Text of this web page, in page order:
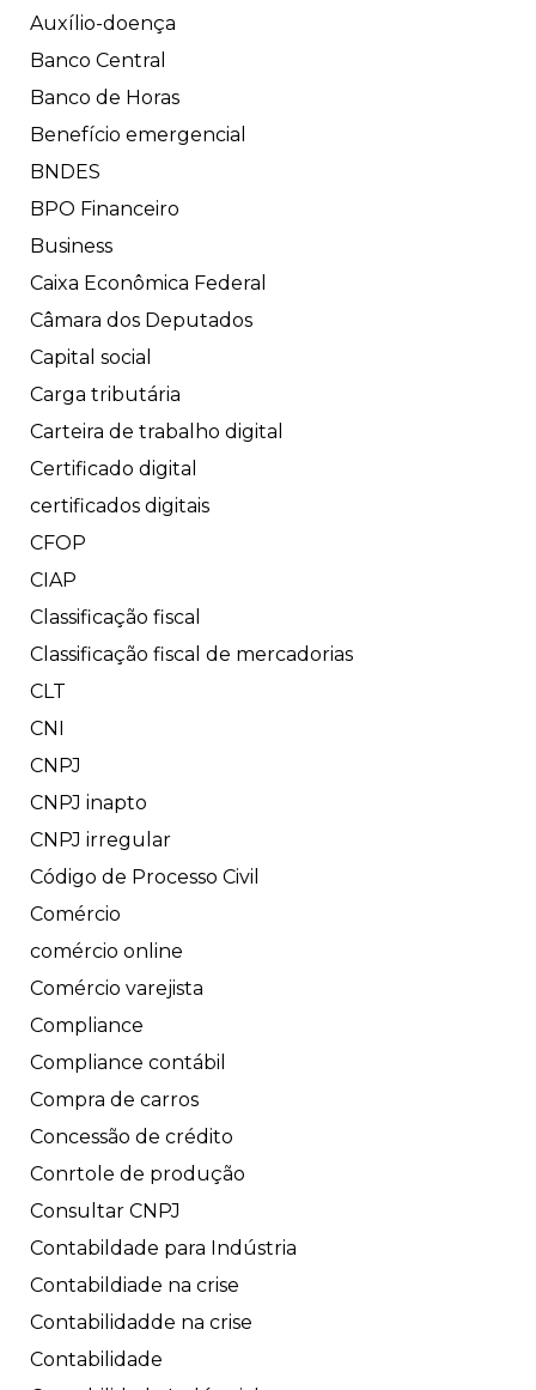
Auxílio-doença
Banco Central
Banco de Horas
Benefício emergencial
BNDES
BPO Financeiro
Business
Caixa Econômica Federal
Câmara dos Deputados
Capital social
Carga tributária
Carteira de trabalho digital
Certificado digital
certificados digitais
CFOP
CIAP
Classificação fiscal
Classificação fiscal de mercadorias
CLT
CNI
CNPJ
CNPJ inapto
CNPJ irregular
Código de Processo Civil
Comércio
comércio online
Comércio varejista
Compliance
Compliance contábil
Compra de carros
Concessão de crédito
Conrtole de produção
Consultar CNPJ
Contabildade para Indústria
Contabildiade na crise
Contabilidadde na crise
Contabilidade